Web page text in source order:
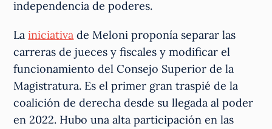
independencia de poderes.
Lainiciativa de Meloni proponía separar las
carreras de jueces y fiscales y modificar el
funcionamiento del Consejo Superior de la
Magistratura. Es el primer gran traspié de la
coalición de derecha desde su llegada al poder
en 2022. Hubo una alta participación en las